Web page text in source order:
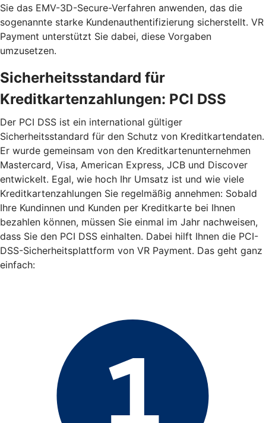
Sie das EMV-3D-Secure-Verfahren anwenden, das die
sogenannte starke Kundenauthentifizierung sicherstellt. VR
Payment unterstützt Sie dabei, diese Vorgaben
umzusetzen.
Sicherheitsstandard für
Kreditkartenzahlungen: PCI DSS
Der PCI DSS ist ein international gültiger
Sicherheitsstandard für den Schutz von Kreditkartendaten.
Er wurde gemeinsam von den Kreditkartenunternehmen
Mastercard, Visa, American Express, JCB und Discover
entwickelt. Egal, wie hoch Ihr Umsatz ist und wie viele
Kreditkartenzahlungen Sie regelmäßig annehmen: Sobald
Ihre Kundinnen und Kunden per Kreditkarte bei Ihnen
bezahlen können, müssen Sie einmal im Jahr nachweisen,
dass Sie den PCI DSS einhalten. Dabei hilft Ihnen die PCI-
DSS-Sicherheitsplattform von VR Payment. Das geht ganz
einfach: